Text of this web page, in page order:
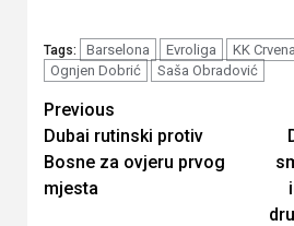
Tags: Barselona Evroliga KK
Ognjen Dobrić
Saša Obradović
Continue
Reading
Previous
Dubai rutinski protiv
Bosne za ovjeru prvog
mjesta